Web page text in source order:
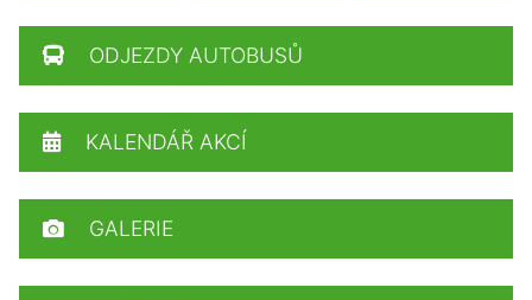
ODJEZDY AUTOBUSŮ
KALENDÁŘ AKCÍ
GALERIE